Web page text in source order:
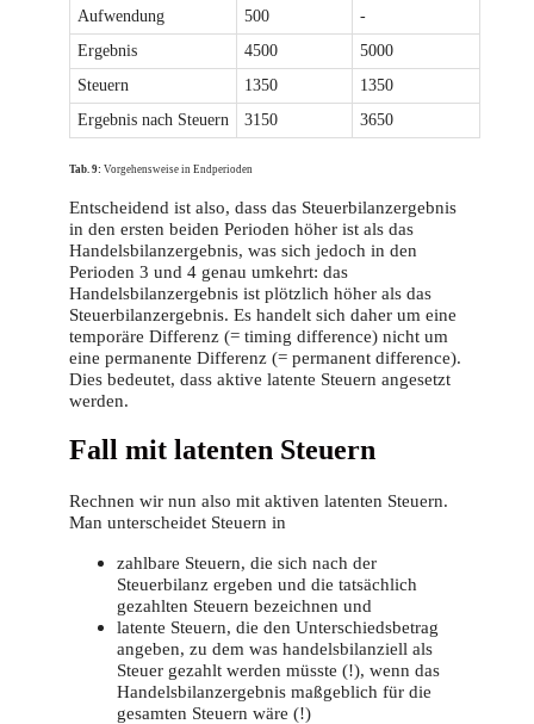
Aufwendung 500
-
Ergebnis
4500
5000
Steuern
1350
1350
Ergebnis nach Steuern
3150 3650
Tab. 9: Vorgehensweise in Endperioden
Entscheidend ist also, dass das Steuerbilanzergebnis
in den ersten beiden Perioden höher ist als das
Handelsbilanzergebnis, was sich jedoch in den
Perioden 3 und 4 genau umkehrt: das
Handelsbilanzergebnis ist plötzlich höher als das
Steuerbilanzergebnis. Es handelt sich daher um eine
temporäre Differenz (= timing difference) nicht um
eine permanente Differenz (= permanent difference).
Dies bedeutet, dass aktive latente Steuern angesetzt
werden.
Fall mit latenten Steuern
Rechnen wir nun also mit aktiven latenten Steuern.
Man unterscheidet Steuern in
zahlbare Steuern, die sich nach der
Steuerbilanz ergeben und die tatsächlich
gezahlten Steuern bezeichnen und
latente Steuern, die den Unterschiedsbetrag
angeben, zu dem was handelsbilanziell als
Steuer gezahlt werden müsste (!), wenn das
Handelsbilanzergebnis maßgeblich für die
gesamten Steuern wäre (!)